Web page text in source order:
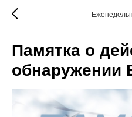
Памятка о
обнаружении